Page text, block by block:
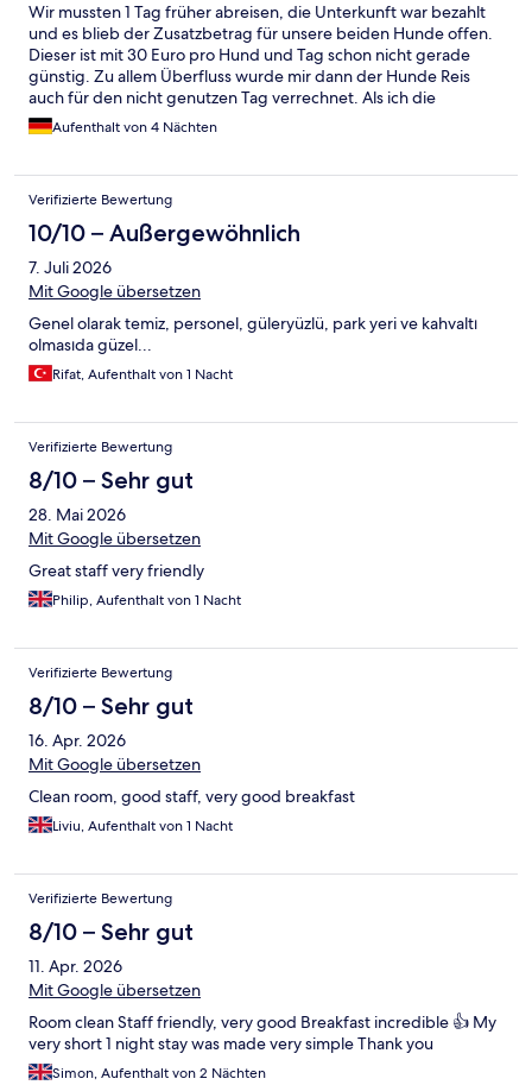
Wir mussten 1 Tag früher abreisen, die Unterkunft war bezahlt
und es blieb der Zusatzbetrag für unsere beiden Hunde offen.
Dieser ist mit 30 Euro pro Hund und Tag schon nicht gerade
günstig. Zu allem Überfluss wurde mir dann der Hunde Reis
auch für den nicht genutzen Tag verrechnet. Als ich die
Rechnung reklamieren wollte, erhielt ich keine Antwort mehr.
Das Hotel ging auf Tauchstation, hat es offenbar notwenig, 60
andere nichtkonsumierte Dinge verrechnet wurden.
Aufenthalt von 4 Nächten
Verifizierte Bewertung
10/10 – Außergewöhnlich
7. Juli 2026
Mit Google übersetzen
Genel olarak temiz, personel, güleryüzlü, park yeri ve kahvaltı
olmasıda güzel...
Rifat, Aufenthalt von 1 Nacht
Verifizierte Bewertung
8/10 – Sehr gut
28. Mai 2026
Mit Google übersetzen
Great staff very friendly
Philip, Aufenthalt von 1 Nacht
Verifizierte Bewertung
8/10 – Sehr gut
16. Apr. 2026
Mit Google übersetzen
Clean room, good staff, very good breakfast
Liviu, Aufenthalt von 1 Nacht
Verifizierte Bewertung
8/10 – Sehr gut
11. Apr. 2026
Mit Google übersetzen
Room clean Staff friendly, very good Breakfast incredible 👍 My
very short 1 night stay was made very simple Thank you
Simon, Aufenthalt von 2 Nächten